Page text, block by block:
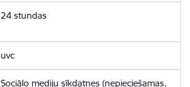
24 stundas
uvc
Sociālo mediju sīkdatnes (nepieciešamas,